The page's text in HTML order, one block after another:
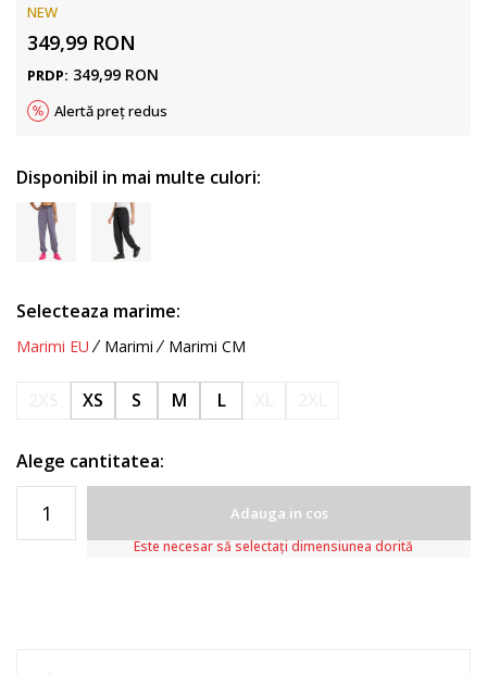
NEW
349,99 RON
PRDP: 349,99 RON
Alertă preț redus
Disponibil in mai multe culori:
Selecteaza marime:
Marimi EU Marimi Marimi CM
XS S M L
Alege cantitatea:
Adauga in cos
Este necesar să selectați dimensiunea dorită